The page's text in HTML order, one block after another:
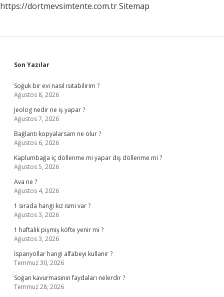
https://dortmevsimtente.com.trSitemap
Sidebar
Son Yazılar
Soğuk bir evi nasıl ısıtabilirim ?
Ağustos 8, 2026
Jeolog nedir ne iş yapar ?
Ağustos 7, 2026
Bağlantı kopyalarsam ne olur ?
Ağustos 6, 2026
Kaplumbağa iç döllenme mi yapar dış döllenme mi ?
Ağustos 5, 2026
Ava ne ?
Ağustos 4, 2026
1 sırada hangi kız ismi var ?
Ağustos 3, 2026
1 haftalık pişmiş köfte yenir mi ?
Ağustos 3, 2026
İspanyollar hangi alfabeyi kullanır ?
Temmuz 30, 2026
Soğan kavurmasının faydaları nelerdir ?
Temmuz 28, 2026